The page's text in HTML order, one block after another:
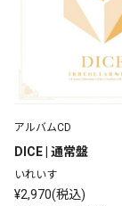
アルバムCD
DICE | 通常盤
いれいす
¥2,970(税込)